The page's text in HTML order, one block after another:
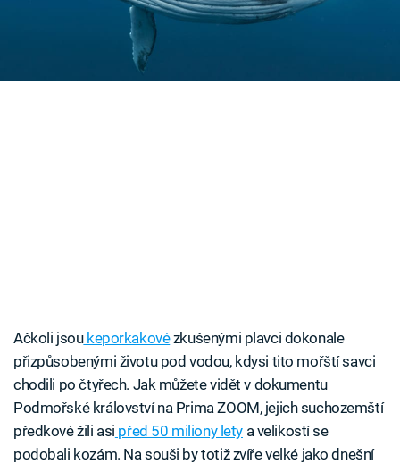
Sledujte prima+
vynalézavou technikou lovu.
Ačkoli jsoukeporkakovézkušenými plavci dokonale
přizpůsobenými životu pod vodou, kdysi tito mořští savci
chodili po čtyřech. Jak můžete vidět v dokumentu
Podmořské království na Prima ZOOM, jejich suchozemští
předkové žili asi před 50 miliony letya velikostí se
podobali kozám. Na souši by totiž zvíře velké jako dnešní